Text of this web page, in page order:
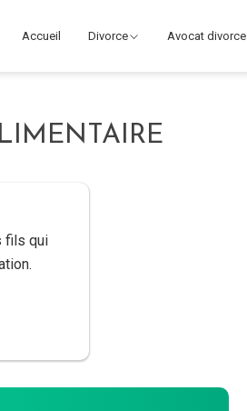
Accueil Divorce Avocat divorce
fils qui